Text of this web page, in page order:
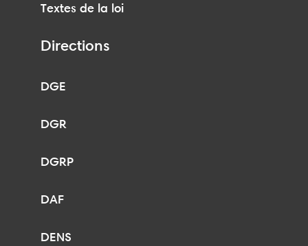
Textes de la loi
Directions
DGE
DGR
DGRP
DAF
DENS